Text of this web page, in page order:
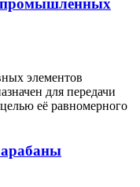
элементов
для передачи
её равномерного